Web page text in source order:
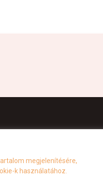
megjelenítésére,
k használatához.